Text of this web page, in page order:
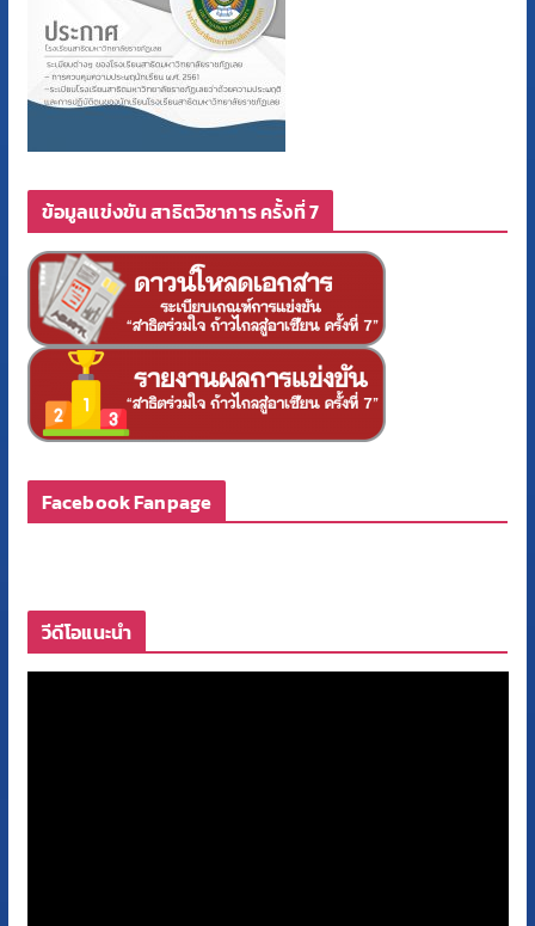
ข้อมูลแข่งขัน สาธิตวิชาการ ครั้งที่ 7
Facebook Fanpage
วีดีโอแนะนำ